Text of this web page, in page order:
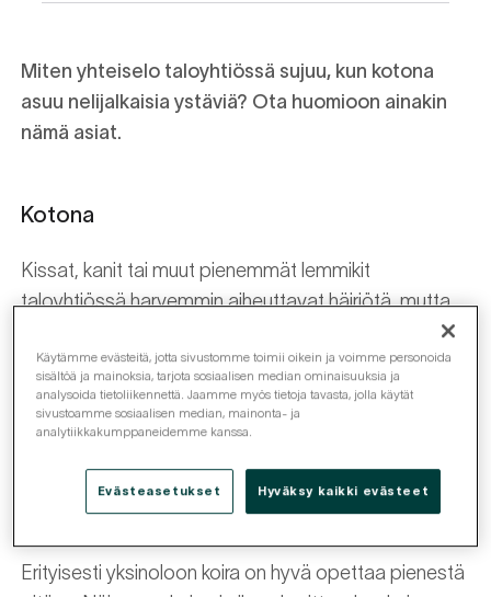
Miten yhteiselo taloyhtiössä sujuu, kun kotona
asuu nelijalkaisia ystäviä? Ota huomioon ainakin
nämä asiat.
Kotona
Kissat, kanit tai muut pienemmät lemmikit
taloyhtiössä harvemmin aiheuttavat häiriötä, mutta
Satunnainen haukahdus silloin tällöin kuuluu taloyhtiön
normaaliin arkeen siinä missä lasten iloiset
kiljahdukset, pianon soitto tai imurointikin. Jos
häiritsevää, kannattaa asiaan kuitenkin tarttua
ripeästi, jotta naapurisopu säilyy jatkossakin.
Erityisesti yksinoloon koira on hyvä opettaa pienestä
Käytämme evästeitä, jotta sivustomme toimii oikein ja voimme personoida
sisältöä ja mainoksia, tarjota sosiaalisen median ominaisuuksia ja
analysoida tietoliikennettä. Jaamme myös tietoja tavasta, jolla käytät
sivustoamme sosiaalisen median, mainonta- ja
analytiikkakumppaneidemme kanssa.
Evästeasetukset Hyväksy kaikki evästeet